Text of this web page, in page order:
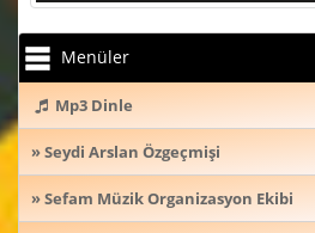
Menüler
Mp3 Dinle
» Seydi Arslan Özgeçmişi
» Sefam Müzik Organizasyon Ekibi